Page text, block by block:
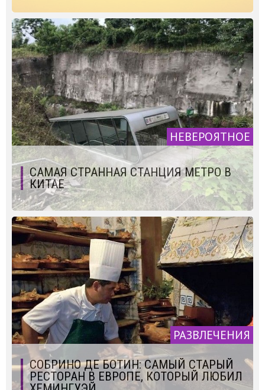
НЕВЕРОЯТНОЕ
САМАЯ СТРАННАЯ СТАНЦИЯ МЕТРО В
КИТАЕ
РАЗВЛЕЧЕНИЯ
СОБРИНО ДЕ БОТИН: САМЫЙ СТАРЫЙ
РЕСТОРАН В ЕВРОПЕ, КОТОРЫЙ ЛЮБИЛ